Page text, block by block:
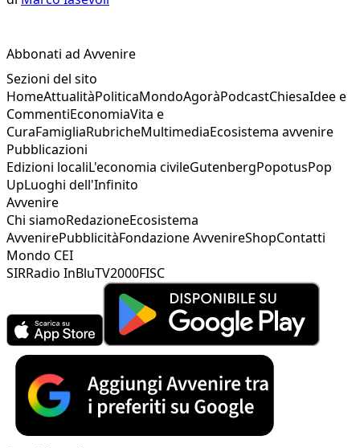
Abbonati ad Avvenire
Sezioni del sito
HomeAttualitàPoliticaMondoAgoràPodcastChiesaIdee e
CommentiEconomiaVita e
CuraFamigliaRubricheMultimediaEcosistema avvenire
Pubblicazioni
Edizioni localiL'economia civileGutenbergPopotusPop
UpLuoghi dell'Infinito
Avvenire
Chi siamoRedazioneEcosistema
AvvenirePubblicitàFondazione AvvenireShopContatti
Mondo CEI
SIRRadio InBluTV2000FISC